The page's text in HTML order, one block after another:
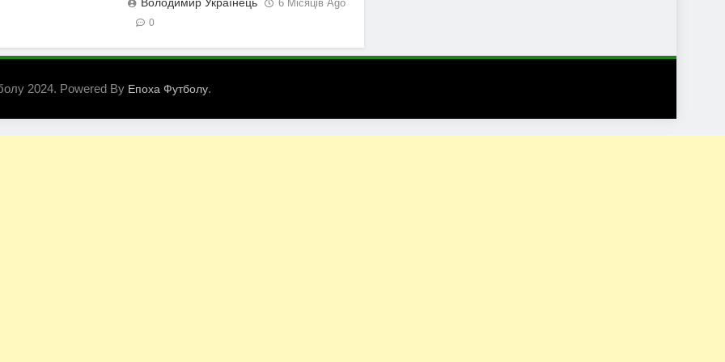
Володимир Українець 6 Місяців Ago
0
2024. Powered By Епоха Футболу.